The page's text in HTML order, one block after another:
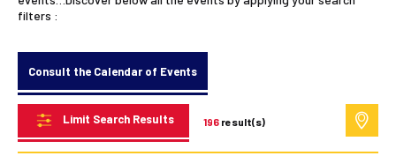
filters :
Consult the Calendar of Events
Limit Search Results 196 result(s)